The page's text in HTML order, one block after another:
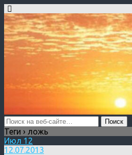
Теги › ложь
Июл 12
12.07.2013